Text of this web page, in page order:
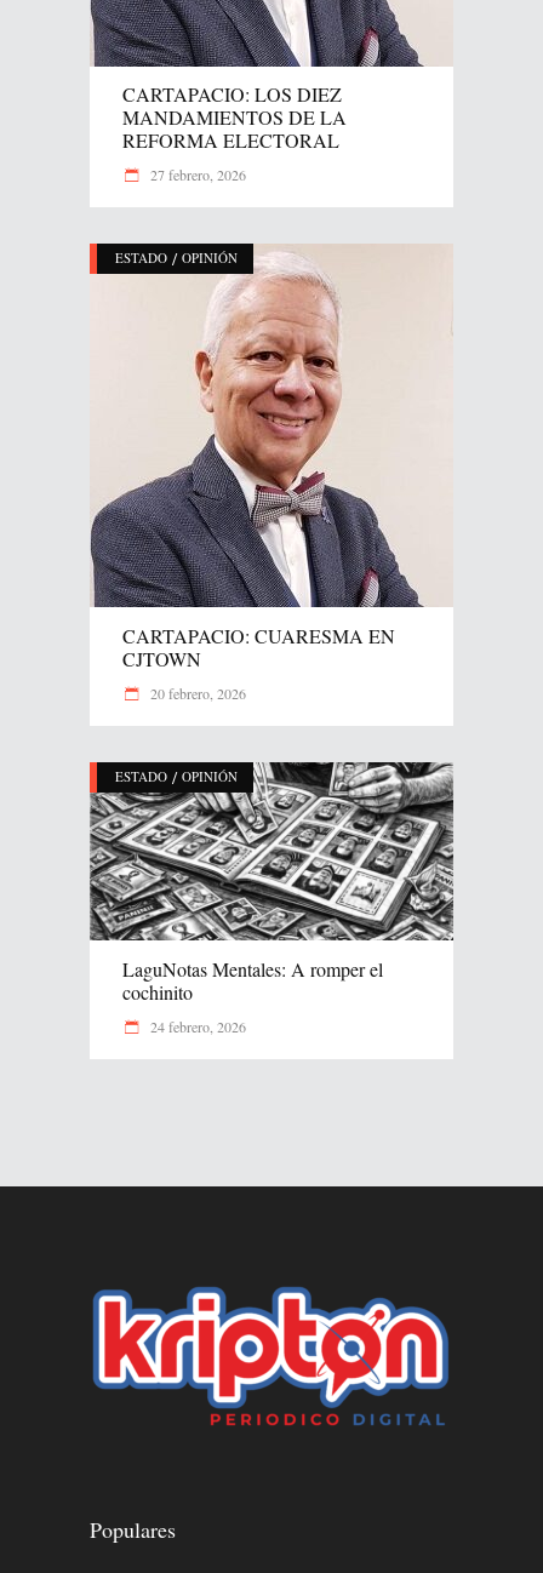
CARTAPACIO: LOS DIEZ
MANDAMIENTOS DE LA
REFORMA ELECTORAL
27 febrero, 2026
ESTADO / OPINIÓN
CARTAPACIO: CUARESMA EN
CJTOWN
20 febrero, 2026
ESTADO / OPINIÓN
LaguNotas Mentales: A romper el
cochinito
24 febrero, 2026
Populares